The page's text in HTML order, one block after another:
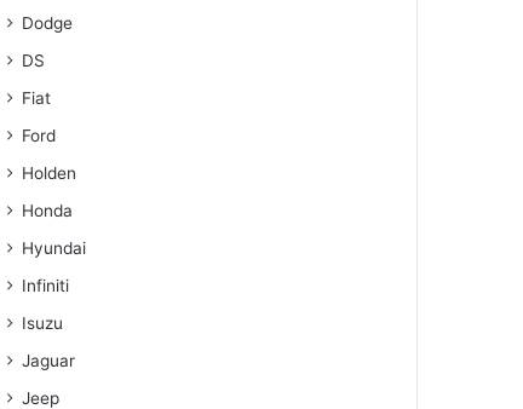
Dodge
DS
Fiat
Ford
Holden
Honda
Hyundai
Infiniti
Isuzu
Jaguar
Jeep